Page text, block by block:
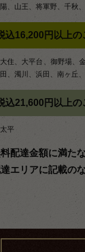
陽、山王、将軍野、千秋
込16,200円以上の
大住、大平台、御野場、
田、濁川、浜田、南ヶ丘
込21,600円以上の
太平
配達金額に満た
エリアに記載の